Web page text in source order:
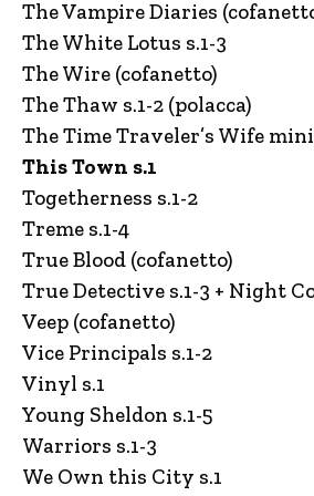
The Vampire Diaries
The White Lotus s.1-3
The Wire (cofanetto)
The Thaw s.1-2 (polacca)
The Time Traveler’s Wife
This Town s.1
Togetherness s.1-2
Treme s.1-4
True Blood (cofanetto)
True Detective s.1-3 + Night
Veep (cofanetto)
Vice Principals s.1-2
Vinyl s.1
Young Sheldon s.1-5
Warriors s.1-3
We Own this City s.1